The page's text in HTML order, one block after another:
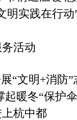
明实践在行
活动
“文明+消防
暖冬“保护
杭中都